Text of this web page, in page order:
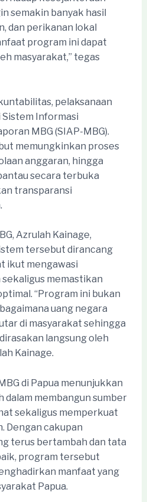
semakin banyak hasil
dan perikanan lokal
program ini dapat
masyarakat,” tegas
pelaksanaan
Sistem Informasi
MBG (SIAP-MBG).
memungkinkan proses
anggaran, hingga
secara terbuka
transparansi
Azrulah Kainage,
tersebut dirancang
ikut mengawasi
memastikan
“Program ini bukan
uang negara
di masyarakat sehingga
langsung oleh
Kainage.
di Papua menunjukkan
membangun sumber
sekaligus memperkuat
Dengan cakupan
terus bertambah dan tata
program tersebut
manfaat yang
Papua.